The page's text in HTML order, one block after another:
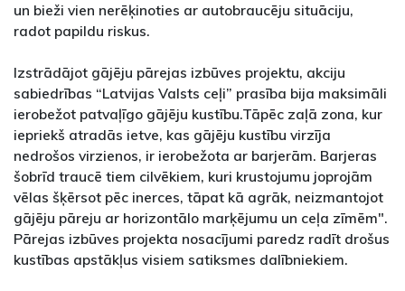
un bieži vien nerēķinoties ar autobraucēju situāciju,
radot papildu riskus.
Izstrādājot gājēju pārejas izbūves projektu, akciju
sabiedrības “Latvijas Valsts ceļi” prasība bija maksimāli
ierobežot patvaļīgo gājēju kustību.Tāpēc zaļā zona, kur
iepriekš atradās ietve, kas gājēju kustību virzīja
nedrošos virzienos, ir ierobežota ar barjerām. Barjeras
šobrīd traucē tiem cilvēkiem, kuri krustojumu joprojām
vēlas šķērsot pēc inerces, tāpat kā agrāk, neizmantojot
gājēju pāreju ar horizontālo marķējumu un ceļa zīmēm".
Pārejas izbūves projekta nosacījumi paredz radīt drošus
kustības apstākļus visiem satiksmes dalībniekiem.